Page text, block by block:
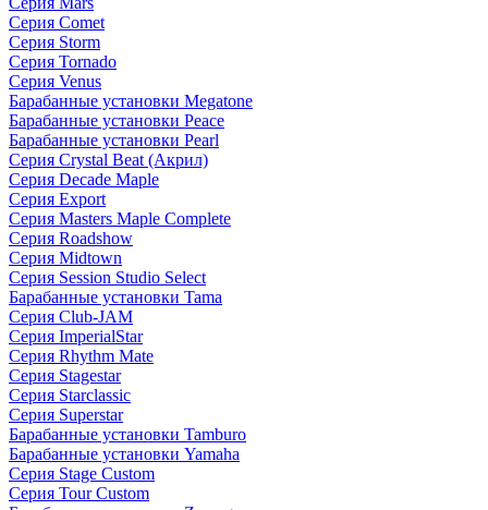
Серия Comet
Серия Storm
Серия Tornado
Серия Venus
Барабанные установки Megatone
Барабанные установки Peace
Барабанные установки Pearl
Серия Crystal Beat (Акрил)
Серия Decade Maple
Серия Export
Серия Masters Maple Complete
Серия Roadshow
Серия Midtown
Серия Session Studio Select
Барабанные установки Tama
Серия Club-JAM
Серия ImperialStar
Серия Rhythm Mate
Серия Stagestar
Серия Starclassic
Серия Superstar
Барабанные установки Tamburo
Барабанные установки Yamaha
Серия Stage Custom
Серия Tour Custom